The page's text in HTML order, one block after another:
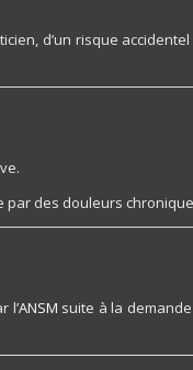
d’un risque
des douleurs
l’ANSM suite à la